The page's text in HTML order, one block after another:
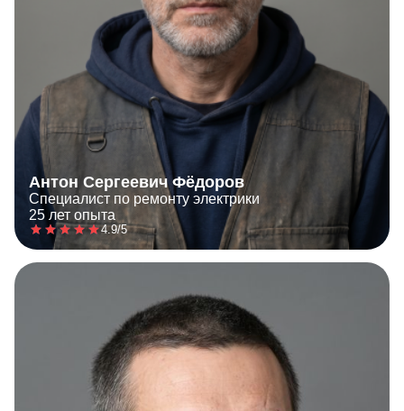
Антон Сергеевич Фёдоров
Специалист по ремонту электрики
25 лет опыта
4.9/5